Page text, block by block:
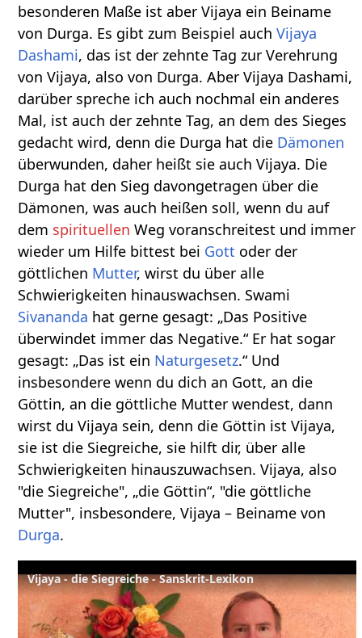
besonderen Maße ist aber Vijaya ein Beiname
von Durga. Es gibt zum Beispiel auchVijaya
Dashami, das ist der zehnte Tag zur Verehrung
von Vijaya, also von Durga. Aber Vijaya Dashami,
darüber spreche ich auch nochmal ein anderes
Mal, ist auch der zehnte Tag, an dem des Sieges
gedacht wird, denn die Durga hat die Dämonen
überwunden, daher heißt sie auch Vijaya. Die
Durga hat den Sieg davongetragen über die
Dämonen, was auch heißen soll, wenn du auf
dem spirituellen Weg voranschreitest und immer
wieder um Hilfe bittest bei Gott oder der
göttlichen Mutter, wirst du über alle
Schwierigkeiten hinauswachsen. Swami
Sivananda hat gerne gesagt: „Das Positive
überwindet immer das Negative.“ Er hat sogar
gesagt: „Das ist ein Naturgesetz.“ Und
insbesondere wenn du dich an Gott, an die
Göttin, an die göttliche Mutter wendest, dann
wirst du Vijaya sein, denn die Göttin ist Vijaya,
sie ist die Siegreiche, sie hilft dir, über alle
Schwierigkeiten hinauszuwachsen. Vijaya, also
"die Siegreiche", „die Göttin“, "die göttliche
Mutter", insbesondere, Vijaya – Beiname von
Durga.
Vijaya - die Siegreiche - Sanskrit-Lexikon